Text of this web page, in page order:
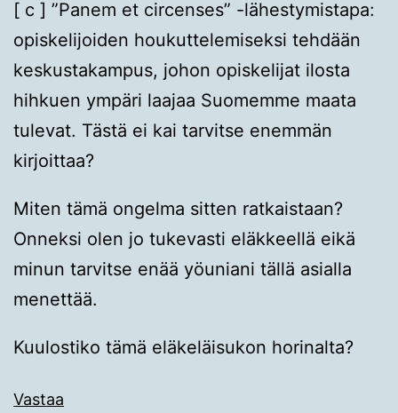
[ c ] ”Panem et circenses” -lähestymistapa:
opiskelijoiden houkuttelemiseksi tehdään
keskustakampus, johon opiskelijat ilosta
hihkuen ympäri laajaa Suomemme maata
tulevat. Tästä ei kai tarvitse enemmän
kirjoittaa?
Miten tämä ongelma sitten ratkaistaan?
Onneksi olen jo tukevasti eläkkeellä eikä
minun tarvitse enää yöuniani tällä asialla
menettää.
Kuulostiko tämä eläkeläisukon horinalta?
Vastaa